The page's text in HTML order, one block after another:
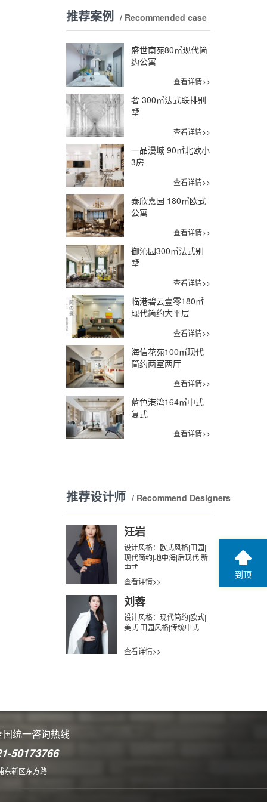
推荐案例 / Recommended case
盛世南苑80㎡现代简
约公寓
查看详情>>
奢 300㎡法式联排别
墅
查看详情>>
一品漫城 90㎡北欧小
3房
查看详情>>
泰欣嘉园 180㎡欧式
公寓
查看详情>>
御沁园300㎡法式别
墅
查看详情>>
临港碧云壹零180㎡
现代简约大平层
查看详情>>
海信花苑100㎡现代
简约两室两厅
查看详情>>
蓝色港湾164㎡中式
复式
查看详情>>
推荐设计师 / Recommend Designers
汪岩
设计风格：欧式风格|田园|
现代简约|地中海|后现代|新
中式
查看详情>>
刘蓉
设计风格：现代简约|欧式|
美式|田园风格|传统中式
查看详情>>
国统一咨询热线
50173766
东新区东方路
到顶